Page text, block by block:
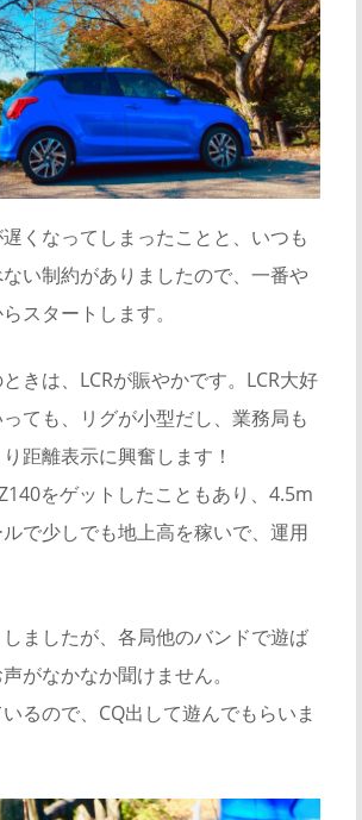
くなってしまったことと、いつも
い制約がありましたので、一番や
スタートします。
きは、LCRが賑やかです。LCR大好
ても、リグが小型だし、業務局も
距離表示に興奮します！
をゲットしたこともあり、4.5m
で少しでも地上高を稼いで、運用
ましたが、各局他のバンドで遊ば
がなかなか聞けません。
るので、CQ出して遊んでもらいま